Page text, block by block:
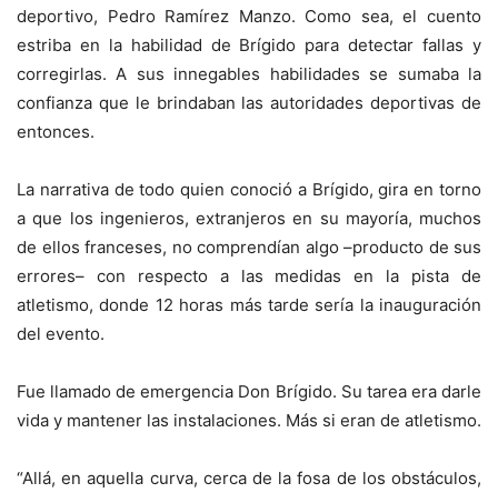
deportivo, Pedro Ramírez Manzo. Como sea, el cuento
estriba en la habilidad de Brígido para detectar fallas y
corregirlas. A sus innegables habilidades se sumaba la
confianza que le brindaban las autoridades deportivas de
entonces.
La narrativa de todo quien conoció a Brígido, gira en torno
a que los ingenieros, extranjeros en su mayoría, muchos
de ellos franceses, no comprendían algo –producto de sus
errores– con respecto a las medidas en la pista de
atletismo, donde 12 horas más tarde sería la inauguración
del evento.
Fue llamado de emergencia Don Brígido. Su tarea era darle
vida y mantener las instalaciones. Más si eran de atletismo.
“Allá, en aquella curva, cerca de la fosa de los obstáculos,